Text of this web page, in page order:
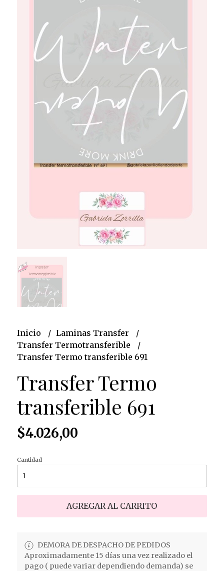
Inicio
Laminas Transfer
Transfer Termotransferible
Transfer Termo transferible 691
Transfer Termo
transferible 691
$4.026,00
Cantidad
AGREGAR AL CARRITO
DEMORA DE DESPACHO DE PEDIDOS
Aproximadamente 15 días una vez realizado el
pago ( puede variar dependiendo demanda) se